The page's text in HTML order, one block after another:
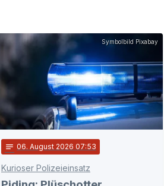
Symbolbild Pixabay
notes 06. August 2026 07:53
Kurioser Polizeieinsatz